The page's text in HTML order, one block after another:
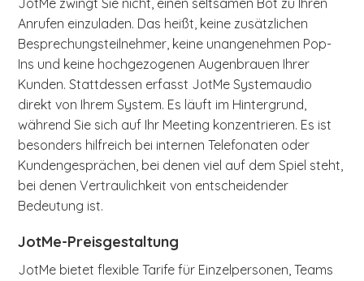
JotMe zwingt Sie nicht, einen seltsamen Bot zu Ihren
Anrufen einzuladen. Das heißt, keine zusätzlichen
Besprechungsteilnehmer, keine unangenehmen Pop-
Ins und keine hochgezogenen Augenbrauen Ihrer
Kunden. Stattdessen erfasst JotMe Systemaudio
direkt von Ihrem System. Es läuft im Hintergrund,
während Sie sich auf Ihr Meeting konzentrieren. Es ist
besonders hilfreich bei internen Telefonaten oder
Kundengesprächen, bei denen viel auf dem Spiel steht,
bei denen Vertraulichkeit von entscheidender
Bedeutung ist.
JotMe-Preisgestaltung
JotMe bietet flexible Tarife für Einzelpersonen, Teams